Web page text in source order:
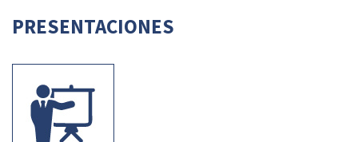
PRESENTACIONES